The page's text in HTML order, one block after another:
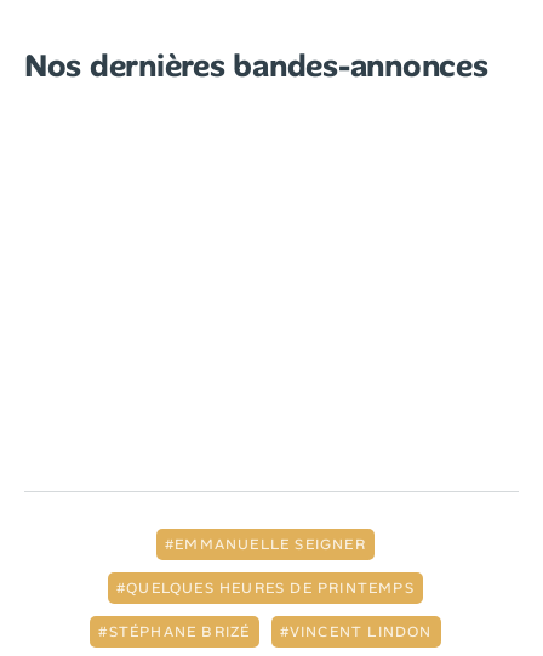
Nos dernières bandes-annonces
EMMANUELLE SEIGNER
QUELQUES HEURES DE PRINTEMPS
STÉPHANE BRIZÉ VINCENT LINDON